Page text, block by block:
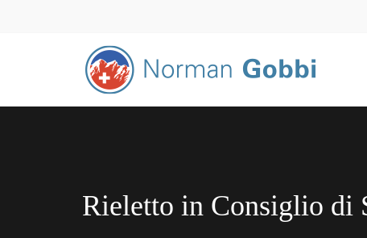
Rieletto in Consiglio di